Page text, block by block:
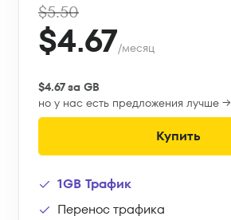
$5.50
$4.67/месяц
$4.67 за GB
но у нас есть предложения лучше →
Купить
1GB Трафик
Перенос трафика